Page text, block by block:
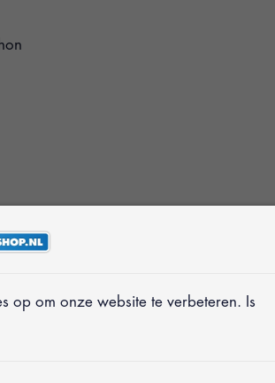
U
op om onze website te verbeteren. Is